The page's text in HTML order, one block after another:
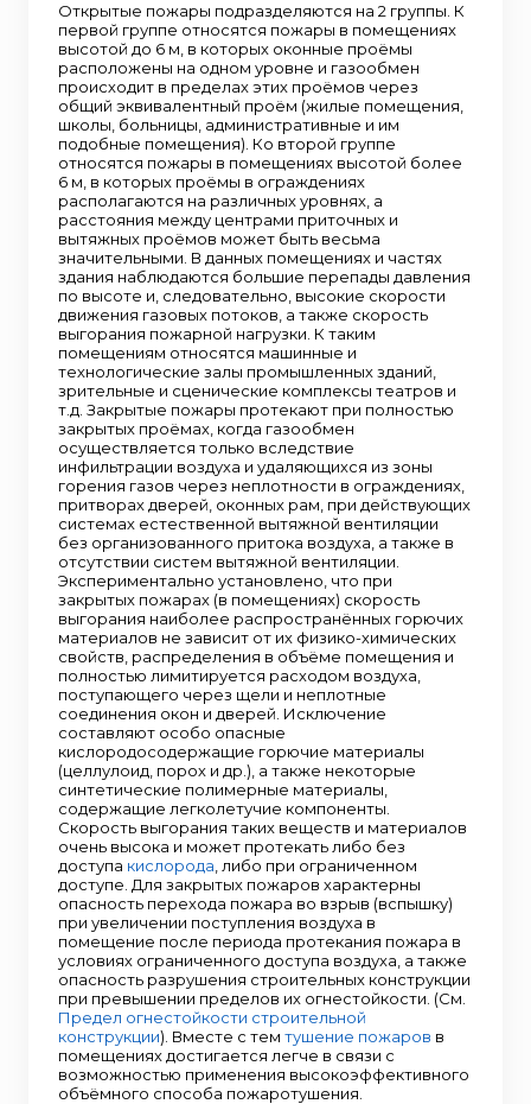
Открытые пожары подразделяются на 2 группы. К
первой группе относятся пожары в помещениях
высотой до 6 м, в которых оконные проёмы
расположены на одном уровне и газообмен
происходит в пределах этих проёмов через
общий эквивалентный проём (жилые помещения,
школы, больницы, административные и им
подобные помещения). Ко второй группе
относятся пожары в помещениях высотой более
6 м, в которых проёмы в ограждениях
располагаются на различных уровнях, а
расстояния между центрами приточных и
вытяжных проёмов может быть весьма
значительными. В данных помещениях и частях
здания наблюдаются большие перепады давления
по высоте и, следовательно, высокие скорости
движения газовых потоков, а также скорость
выгорания пожарной нагрузки. К таким
помещениям относятся машинные и
технологические залы промышленных зданий,
зрительные и сценические комплексы театров и
т.д. Закрытые пожары протекают при полностью
закрытых проёмах, когда газообмен
осуществляется только вследствие
инфильтрации воздуха и удаляющихся из зоны
горения газов через неплотности в ограждениях,
притворах дверей, оконных рам, при действующих
системах естественной вытяжной вентиляции
без организованного притока воздуха, а также в
отсутствии систем вытяжной вентиляции.
Экспериментально установлено, что при
закрытых пожарах (в помещениях) скорость
выгорания наиболее распространённых горючих
материалов не зависит от их физико-химических
свойств, распределения в объёме помещения и
полностью лимитируется расходом воздуха,
поступающего через щели и неплотные
соединения окон и дверей. Исключение
составляют особо опасные
кислородосодержащие горючие материалы
(целлулоид, порох и др.), а также некоторые
синтетические полимерные материалы,
содержащие легколетучие компоненты.
Скорость выгорания таких веществ и материалов
очень высока и может протекать либо без
доступа кислорода , либо при ограниченном
доступе. Для закрытых пожаров характерны
опасность перехода пожара во взрыв (вспышку)
при увеличении поступления воздуха в
помещение после периода протекания пожара в
условиях ограниченного доступа воздуха, а также
опасность разрушения строительных конструкции
при превышении пределов их огнестойкости. (См.
Предел огнестойкости строительной
конструкции). Вместе с тем тушение пожаров в
помещениях достигается легче в связи с
возможностью применения высокоэффективного
объёмного способа пожаротушения.